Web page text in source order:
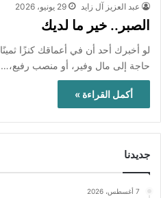
عبد العزيز آل زايد 29 يونيو، 2026
الصبر.. خير ما لديك
لو أخبرك أحد أن في أعماقك كنزًا
حاجة إلى مال وفير، أو منصب رفيع،…
أكمل القراءة »
جديدنا
7 أغسطس، 2026